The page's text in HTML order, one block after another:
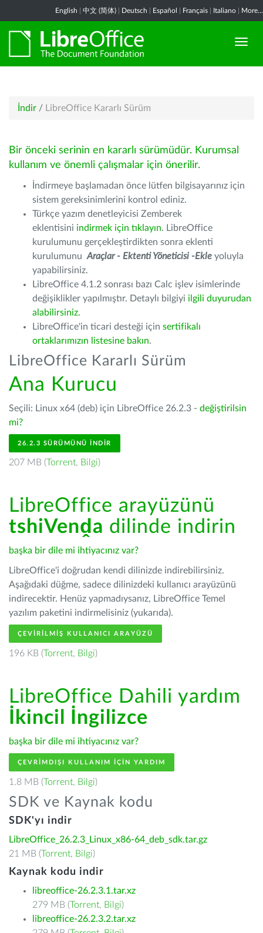
English 中文 (简体) Deutsch Español Français Italiano More...
İndir / LibreOffice Kararlı Sürüm
Bir önceki serinin en kararlı sürümüdür. Kurumsal
kullanım ve önemli çalışmalar için önerilir.
İndirmeye başlamadan önce lütfen bilgisayarınız için
sistem gereksinimlerini kontrol ediniz.
Türkçe yazım denetleyicisi Zemberek
eklentisini indirmek için tıklayın. LibreOffice
kurulumunu gerçekleştirdikten sonra eklenti
kurulumunu Araçlar - Ektenti Yöneticisi -Ekle yoluyla
yapabilirsiniz.
LibreOffice 4.1.2 sonrası bazı Calc işlev isimlerinde
değişiklikler yapılmıştır. Detaylı bilgiyi ilgili duyurudan
alabilirsiniz.
LibreOffice'in ticari desteği için sertifikalı
ortaklarımızın listesine bakın.
LibreOffice Kararlı Sürüm
Ana Kurucu
Seçili: Linux x64 (deb) için LibreOffice 26.2.3 - değiştirilsin
mi?
26.2.3 SÜRÜMÜNÜ İNDIR
207 MB (Torrent, Bilgi)
LibreOffice arayüzünü
tshiVenḓa dilinde indirin
başka bir dile mi ihtiyacınız var?
LibreOffice'i doğrudan kendi dilinizde indirebilirsiniz.
Aşağıdaki düğme, sadece dilinizdeki kullanıcı arayüzünü
indirecektir. Henüz yapmadıysanız, LibreOffice Temel
yazılım paketini indirmelisiniz (yukarıda).
ÇEVIRILMIŞ KULLANICI ARAYÜZÜ
196 KB (Torrent, Bilgi)
LibreOffice Dahili yardım
İkincil İngilizce
başka bir dile mi ihtiyacınız var?
ÇEVRIMDIŞI KULLANIM IÇIN YARDIM
1.8 MB (Torrent, Bilgi)
SDK ve Kaynak kodu
SDK'yı indir
LibreOffice_26.2.3_Linux_x86-64_deb_sdk.tar.gz
21 MB (Torrent, Bilgi)
Kaynak kodu indir
libreoffice-26.2.3.1.tar.xz
279 MB (Torrent, Bilgi)
libreoffice-26.2.3.2.tar.xz